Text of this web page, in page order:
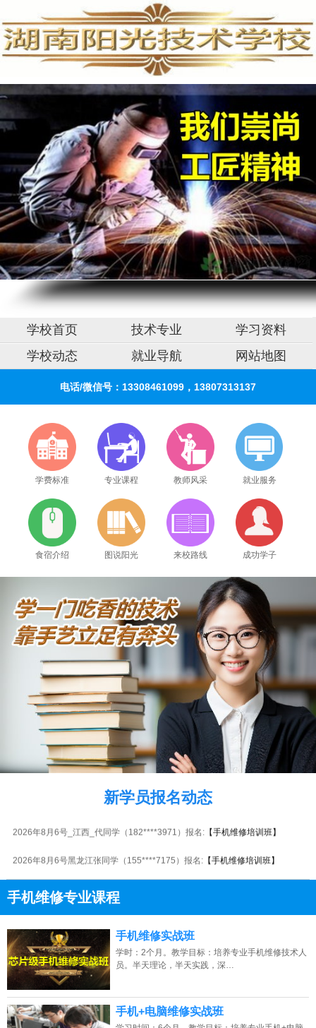
手机维修培训,手机维修培训学校,手机维修培训班
学校首页 技术专业
学习资料
学校动态
就业导航 网站地图
电话/微信号：13308461099，13807313137
学费标准 专业课程 教师风采 就业服务
食宿介绍 图说阳光 来校路线 成功学子
新学员报名动态
2026年8月6号_湖北_胡同学（132****2183）报名: 【手机维修培训班】
2026年8月6号_安徽_钟同学（151****1254）报名: 【手机维修培训班】
2026年8月6号_重庆_钟同学（156****1847）报名:【手机维修培训班】
2026年8月6号_江西_代同学（182****3971）报名: 【手机维修培训班】
2026年8月6号黑龙江张同学（155****7175）报名: 【手机维修培训班】
2026年8月6号_浙江_代同学（156****0103）报名:
2026年8月6号_安徽_杨同学（131****5093）报名:【手机维修培训班】
2026年8月6号_上海_韩同学（133****4087）报名:【手机维修培训班】
2026年8月6号_河南_王同学（132****3160）报名:【手机维修培训班】
手机维修专业课程
点击免费咨询电话：13807313137
手机维修实战班
学时：2个月。教学目标：培养专业手机维修技术人
员。半天理论，半天实践，深…
手机+电脑维修实战班